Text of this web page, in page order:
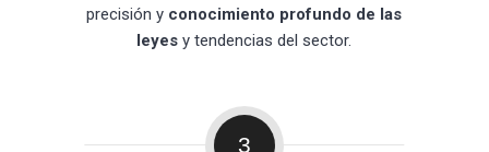
precisión y conocimiento profundo de las
leyes y tendencias del sector.
3